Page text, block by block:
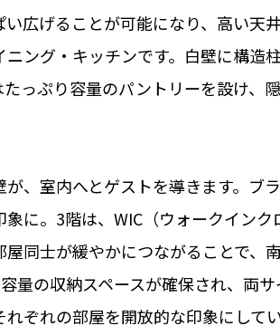
広げることが可能になり、高い天
ング・キッチンです。白壁に構造
っぷり容量のパントリーを設け、
、室内へとゲストを導きます。ブ
に。3階は、WIC（ウォークインク
同士が緩やかにつながることで、
量の収納スペースが確保され、両
ぞれの部屋を開放的な印象にしてい